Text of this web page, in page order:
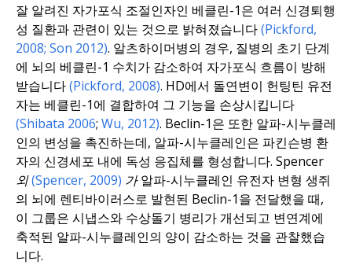
잘 알려진 자가포식 조절인자인 베클린-1은 여러 신경퇴행
성 질환과 관련이 있는 것으로 밝혀졌습니다(Pickford,
2008; Son 2012). 알츠하이머병의 경우, 질병의 초기 단계
에 뇌의 베클린-1 수치가 감소하여 자가포식 흐름이 방해
받습니다(Pickford, 2008). HD에서 돌연변이 헌팅틴 유전
자는 베클린-1에 결합하여 그 기능을 손상시킵니다
(Shibata 2006; Wu, 2012). Beclin-1은 또한 알파-시누클레
인의 변성을 촉진하는데, 알파-시누클레인은 파킨슨병 환
자의 신경세포 내에 독성 응집체를 형성합니다. Spencer
외(Spencer, 2009) 가알파-시누클레인 유전자 변형 생쥐
의 뇌에 렌티바이러스로 발현된 Beclin-1을 전달했을 때,
이 그룹은 시냅스와 수상돌기 병리가 개선되고 변연계에
축적된 알파-시누클레인의 양이 감소하는 것을 관찰했습
니다.